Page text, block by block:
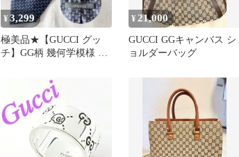
¥3,299
極美品★【GUCCI グッ
チ】GG柄 幾何学模様 ネ
¥21,000
GUCCI GGキャンバス シ
ョルダーバッグ